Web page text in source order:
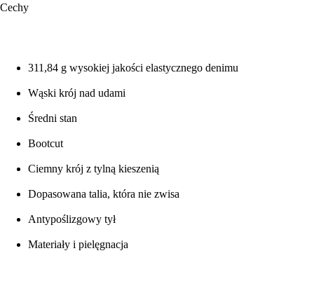
Cechy
311,84 g wysokiej jakości elastycznego denimu
Wąski krój nad udami
Średni stan
Bootcut
Ciemny krój z tylną kieszenią
Dopasowana talia, która nie zwisa
Antypoślizgowy tył
Materiały i pielęgnacja